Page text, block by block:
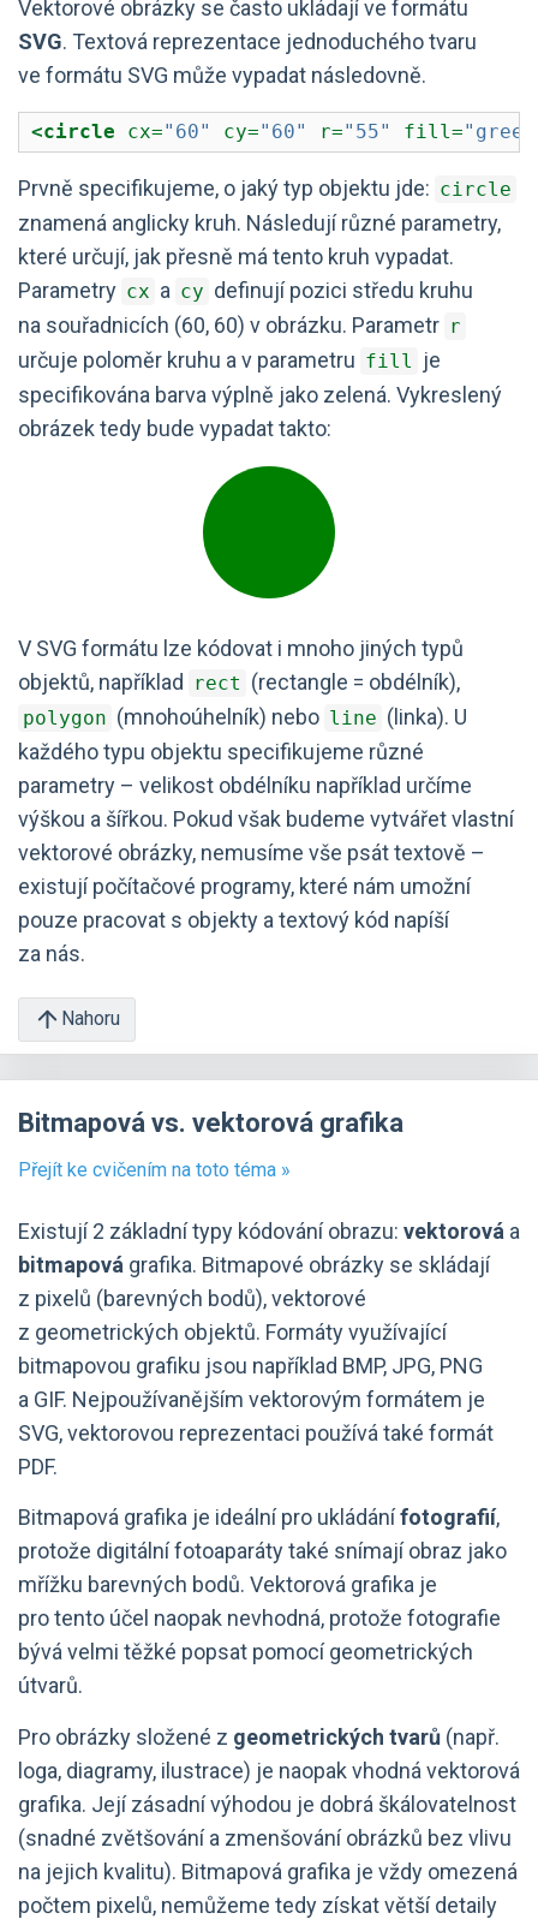
Vektorové obrázky se často ukládají ve formátu
SVG. Textová reprezentace jednoduchého tvaru
ve formátu SVG může vypadat následovně.
<circle cx="60" cy="60" r="55" fill=
Prvně specifikujeme, o jaký typ objektu jde: circle
znamená anglicky kruh. Následují různé parametry,
které určují, jak přesně má tento kruh vypadat.
Parametry cx a cy definují pozici středu kruhu
na souřadnicích (60, 60) v obrázku. Parametr r
určuje poloměr kruhu a v parametru fill
je
specifikována barva výplně jako zelená. Vykreslený
obrázek tedy bude vypadat takto:
V SVG formátu lze kódovat i mnoho jiných typů
objektů, například
rect (rectangle = obdélník),
polygon (mnohoúhelník) nebo line (linka). U
každého typu objektu specifikujeme různé
parametry – velikost obdélníku například určíme
výškou a šířkou. Pokud však budeme vytvářet vlastní
vektorové obrázky, nemusíme vše psát textově –
existují počítačové programy, které nám umožní
pouze pracovat s objekty a textový kód napíší
za nás.
Nahoru
Bitmapová vs. vektorová grafika
Přejít ke cvičením na toto téma »
Existují 2 základní typy kódování obrazu: vektorová a
bitmapová grafika. Bitmapové obrázky se skládají
z pixelů (barevných bodů), vektorové
z geometrických objektů. Formáty využívající
bitmapovou grafiku jsou například BMP, JPG, PNG
a GIF. Nejpoužívanějším vektorovým formátem je
SVG, vektorovou reprezentaci používá také formát
PDF.
Bitmapová grafika je ideální pro ukládánífotografií,
protože digitální fotoaparáty také snímají obraz jako
mřížku barevných bodů. Vektorová grafika je
pro tento účel naopak nevhodná, protože fotografie
bývá velmi těžké popsat pomocí geometrických
útvarů.
Pro obrázky složené z geometrických tvarů (např.
loga, diagramy, ilustrace) je naopak vhodná vektorová
grafika. Její zásadní výhodou je dobrá škálovatelnost
(snadné zvětšování a zmenšování obrázků bez vlivu
na jejich kvalitu). Bitmapová grafika je vždy omezená
počtem pixelů, nemůžeme tedy získat větší detaily